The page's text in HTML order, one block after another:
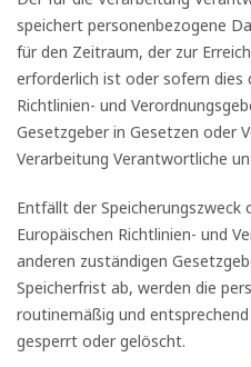
speichert personenbezogene
für den Zeitraum, der zur
erforderlich ist oder sofern dies
Richtlinien- und
Gesetzgeber in Gesetzen oder
Verarbeitung Verantwortliche
Entfällt der Speicherungszweck
Europäischen Richtlinien- und
anderen zuständigen
Speicherfrist ab, werden die
routinemäßig und
gesperrt oder gelöscht.